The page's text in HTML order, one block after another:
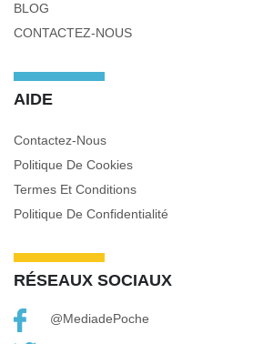
BLOG
CONTACTEZ-NOUS
AIDE
Contactez-Nous
Politique De Cookies
Termes Et Conditions
Politique De Confidentialité
RÉSEAUX SOCIAUX
@MediadePoche